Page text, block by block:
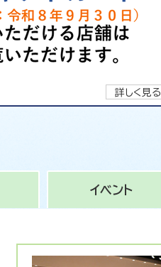
詳しく見る
詳しく見る
イベント